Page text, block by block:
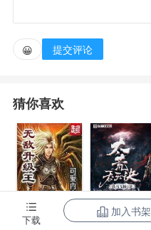
😀 提交评论
猜你喜欢
无敌升级王
柳无邪和徐凌
下载
加入书架